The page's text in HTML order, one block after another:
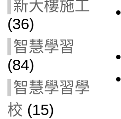
新大樓施工
(36)
智慧學習
(84)
智慧學習學
校 (15)